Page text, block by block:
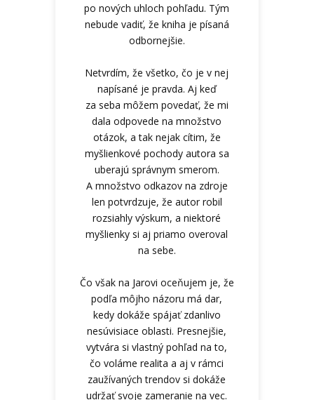
po nových uhloch pohľadu. Tým
nebude vadiť, že kniha je písaná
odbornejšie.
Netvrdím, že všetko, čo je v nej
napísané je pravda. Aj keď
za seba môžem povedať, že mi
dala odpovede na množstvo
otázok, a tak nejak cítim, že
myšlienkové pochody autora sa
uberajú správnym smerom.
A množstvo odkazov na zdroje
len potvrdzuje, že autor robil
rozsiahly výskum, a niektoré
myšlienky si aj priamo overoval
na sebe.
Čo však na Jarovi oceňujem je, že
podľa môjho názoru má dar,
kedy dokáže spájať zdanlivo
nesúvisiace oblasti. Presnejšie,
vytvára si vlastný pohľad na to,
čo voláme realita a aj v rámci
zaužívaných trendov si dokáže
udržať svoje zameranie na vec.